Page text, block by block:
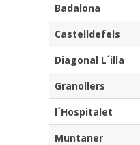
Badalona
Castelldefels
Diagonal L´illa
Granollers
l´Hospitalet
Muntaner